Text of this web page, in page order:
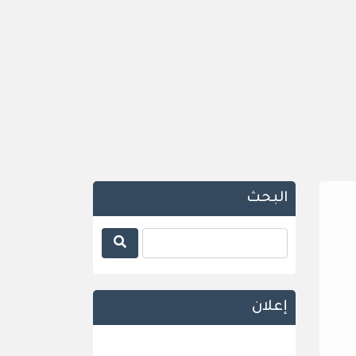
البحث
إعلان